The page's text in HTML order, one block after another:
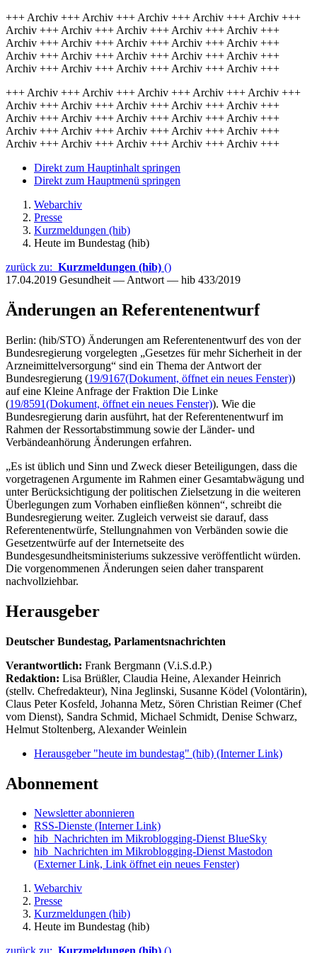
+++ Archiv +++ Archiv +++ Archiv +++ Archiv +++ Archiv +++
Archiv +++ Archiv +++ Archiv +++ Archiv +++ Archiv +++
Archiv +++ Archiv +++ Archiv +++ Archiv +++ Archiv +++
Archiv +++ Archiv +++ Archiv +++ Archiv +++ Archiv +++
Archiv +++ Archiv +++ Archiv +++ Archiv +++ Archiv +++
+++ Archiv +++ Archiv +++ Archiv +++ Archiv +++ Archiv +++
Archiv +++ Archiv +++ Archiv +++ Archiv +++ Archiv +++
Archiv +++ Archiv +++ Archiv +++ Archiv +++ Archiv +++
Archiv +++ Archiv +++ Archiv +++ Archiv +++ Archiv +++
Archiv +++ Archiv +++ Archiv +++ Archiv +++ Archiv +++
Direkt zum Hauptinhalt springen
Direkt zum Hauptmenü springen
Webarchiv
Presse
Kurzmeldungen (hib)
Heute im Bundestag (hib)
zurück zu: Kurzmeldungen (hib) ()
17.04.2019 Gesundheit — Antwort — hib 433/2019
Änderungen an Referentenentwurf
Berlin: (hib/STO) Änderungen am Referentenentwurf des von der
Bundesregierung vorgelegten „Gesetzes für mehr Sicherheit in der
Arzneimittelversorgung“ sind ein Thema der Antwort der
Bundesregierung (19/9167(Dokument, öffnet ein neues Fenster))
auf eine Kleine Anfrage der Fraktion Die Linke
(19/8591(Dokument, öffnet ein neues Fenster)). Wie die
Bundesregierung darin ausführt, hat der Referentenentwurf im
Rahmen der Ressortabstimmung sowie der Länder- und
Verbändeanhörung Änderungen erfahren.
„Es ist üblich und Sinn und Zweck dieser Beteiligungen, dass die
vorgetragenen Argumente im Rahmen einer Gesamtabwägung und
unter Berücksichtigung der politischen Zielsetzung in die weiteren
Überlegungen zum Vorhaben einfließen können“, schreibt die
Bundesregierung weiter. Zugleich verweist sie darauf, dass
Referentenentwürfe, Stellungnahmen von Verbänden sowie die
Gesetzentwürfe auf der Internetseite des
Bundesgesundheitsministeriums sukzessive veröffentlicht würden.
Die vorgenommenen Änderungen seien daher transparent
nachvollziehbar.
Herausgeber
Deutscher Bundestag, Parlamentsnachrichten
Verantwortlich: Frank Bergmann (V.i.S.d.P.)
Redaktion: Lisa Brüßler, Claudia Heine, Alexander Heinrich
(stellv. Chefredakteur), Nina Jeglinski, Susanne Ködel (Volontärin),
Claus Peter Kosfeld, Johanna Metz, Sören Christian Reimer (Chef
vom Dienst), Sandra Schmid, Michael Schmidt, Denise Schwarz,
Helmut Stoltenberg, Alexander Weinlein
Herausgeber "heute im bundestag" (hib) (Interner Link)
Abonnement
Newsletter abonnieren
RSS-Dienste (Interner Link)
hib_Nachrichten im Mikroblogging-Dienst BlueSky
hib_Nachrichten im Mikroblogging-Dienst Mastodon
(Externer Link, Link öffnet ein neues Fenster)
Webarchiv
Presse
Kurzmeldungen (hib)
Heute im Bundestag (hib)